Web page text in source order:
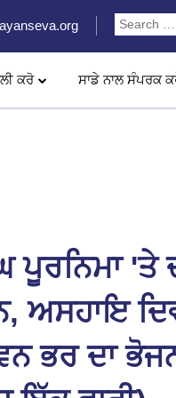
ਕਰੋ ਸਾਡੇ ਨਾਲ ਸੰਪਰਕ
ਪੂਰਨਿਮਾ
ਅਸਹਾਇ
ਭਰ ਦਾ